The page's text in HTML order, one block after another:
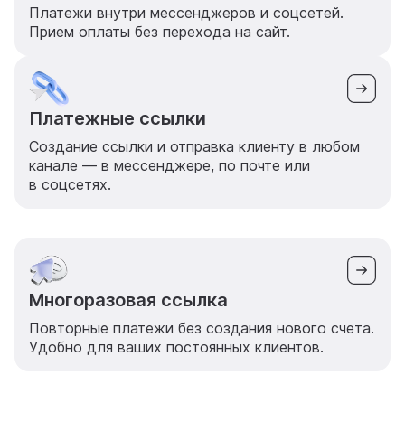
Платежи внутри мессенджеров и соцсетей.
Прием оплаты без перехода на сайт.
Платежные ссылки
Создание ссылки и отправка клиенту в любом
канале — в мессенджере, по почте или
в соцсетях.
Многоразовая ссылка
Повторные платежи без создания нового счета.
Удобно для ваших постоянных клиентов.